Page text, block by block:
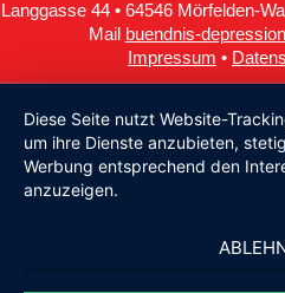
Langgasse 44 • 64546 Mörfelden-
Mail buendnis-
Impressum •
Diese Seite nutzt Website-
um ihre Dienste anzubieten,
Werbung entsprechend den
anzuzeigen.